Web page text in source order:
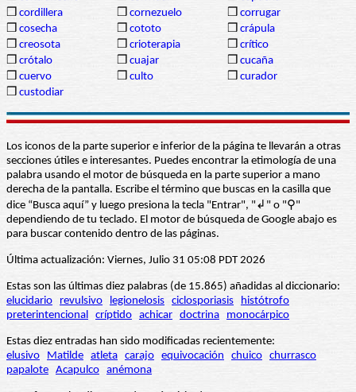
❒ cordillera ❒ cornezuelo ❒ corrugar
❒ cosecha ❒ cototo ❒ crápula
❒ creosota ❒ crioterapia ❒ crítico
❒ crótalo ❒ cuajar ❒ cucaña
❒ cuervo ❒ culto ❒ curador
❒ custodiar
Los iconos de la parte superior e inferior de la página te llevarán a otras
secciones útiles e interesantes. Puedes encontrar la etimología de una
palabra usando el motor de búsqueda en la parte superior a mano
derecha de la pantalla. Escribe el término que buscas en la casilla que
dice “Busca aquí” y luego presiona la tecla "Entrar", "↲" o "⚲"
dependiendo de tu teclado. El motor de búsqueda de Google abajo es
para buscar contenido dentro de las páginas.
Última actualización: Viernes, Julio 31 05:08 PDT 2026
Estas son las últimas diez palabras (de 15.865) añadidas al diccionario:
elucidario
revulsivo legionelosis ciclosporiasis
histótrofo
preterintencional críptido achicar doctrina monocárpico
Estas diez entradas han sido modificadas recientemente:
elusivo
Matilde atleta carajo equivocación chuico churrasco
papalote Acapulco anémona